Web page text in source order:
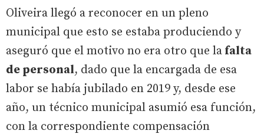
Oliveira llegó a reconocer en un pleno
municipal que esto se estaba produciendo y
aseguró que el motivo no era otro que la falta
de personal, dado que la encargada de esa
labor se había jubilado en 2019 y, desde ese
año, un técnico municipal asumió esa función,
con la correspondiente compensación